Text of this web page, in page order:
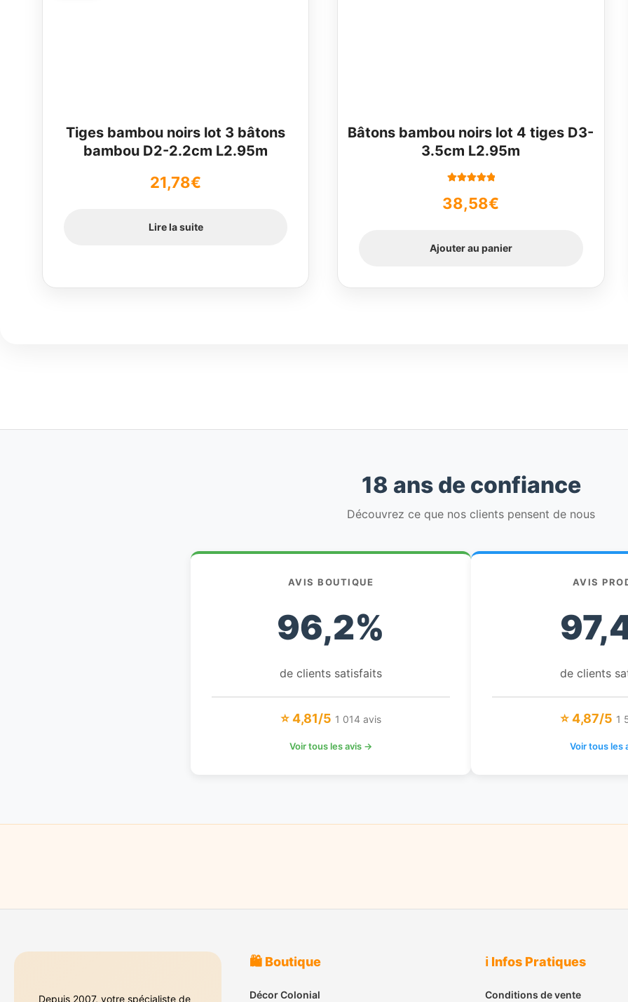
Tiges bambou noirs lot 3 bâtons
bambou D2-2.2cm L2.95m
21,78€
Lire la suite
Bâtons bambou noirs lot 4 tiges D3-
3.5cm L2.95m
5
38,58€
Ajouter au panier
18 ans de confiance
Découvrez ce que nos clients pensent de nous
AVIS BOUTIQUE
96,2%
de clients satisfaits
⭐ 4,81/5 1 014 avis
Voir tous les avis →
AVIS
de clients
⭐ 4,87/5 1
Voir tous les
Depuis 2007, votre spécialiste de
🛍️ Boutique
Décor Colonial
ℹ️ Infos Pratiques
Conditions de vente